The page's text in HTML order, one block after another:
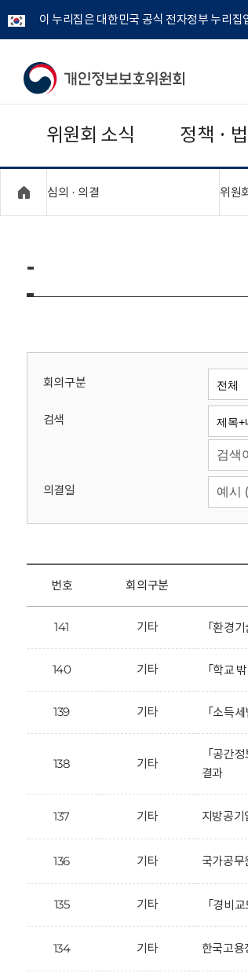
이 누리집은 대한민국 공식 전자정부 누리집
개
보
보
위
회
위원회 소식 정책 ·
심의 · 의결 위원
-
회의구분
검색
의결일
번호 회의구분
141 기타 「환경
140 기타 「학교
139 기타 「소득
138 기타
「공간
결과
137 기타 지방공기
136 기타 국가공무
135 기타 「경비
134 기타 한국고용